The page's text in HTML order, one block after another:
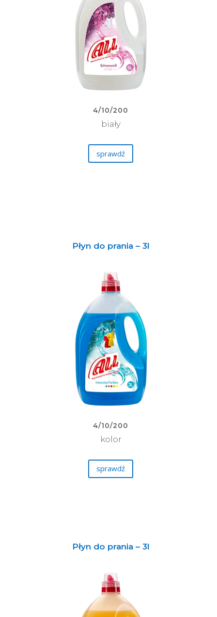
4/10/200
biały
sprawdź
Płyn do prania – 3l
4/10/200
kolor
sprawdź
Płyn do prania – 3l